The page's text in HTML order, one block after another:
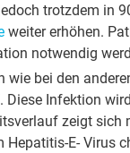
trotzdem in
weiter erhöhen.
notwendig
wie bei den
Infektion
zeigt
E- Virus